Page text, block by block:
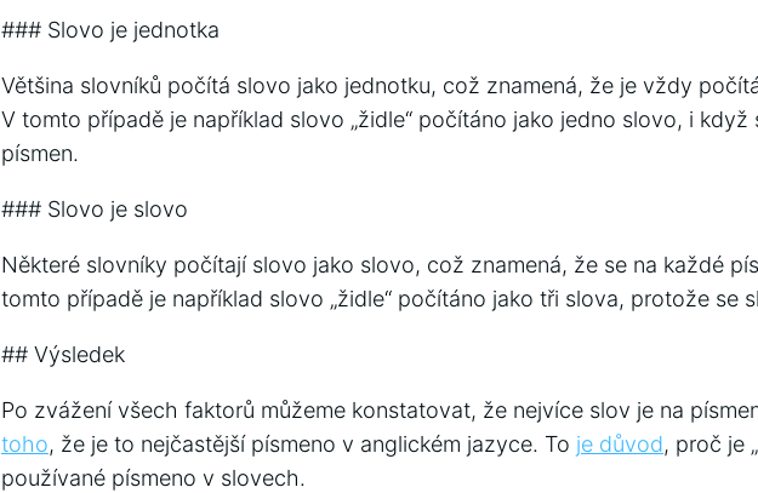
### Slovo je jednotka
Většina slovníků počítá slovo jako jednotku, což znamená, že je vždy
V tomto případě je například slovo „židle“ počítáno jako jedno slovo, i když
písmen.
### Slovo je slovo
Některé slovníky počítají slovo jako slovo, což znamená, že se na každé
tomto případě je například slovo „židle“ počítáno jako tři slova, protože se
## Výsledek
Po zvážení všech faktorů můžeme konstatovat, že nejvíce slov je na
toho, že je to nejčastější písmeno v anglickém jazyce. To je důvod, proč je
používané písmeno v slovech.